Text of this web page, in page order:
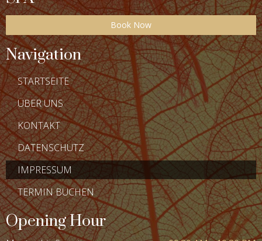
Book Now
Navigation
STARTSEITE
ÜBER UNS
KONTAKT
DATENSCHUTZ
IMPRESSUM
TERMIN BUCHEN
Opening Hour